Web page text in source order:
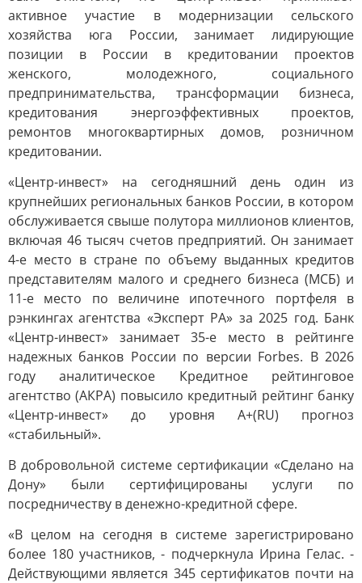
активное участие в модернизации сельского
хозяйства юга России, занимает лидирующие
позиции в России в кредитовании проектов
женского, молодежного, социального
предпринимательства, трансформации бизнеса,
кредитования энергоэффективных проектов,
ремонтов многоквартирных домов, розничном
кредитовании.
«Центр-инвест» на сегодняшний день один из
крупнейших региональных банков России, в котором
обслуживается свыше полутора миллионов клиентов,
включая 46 тысяч счетов предприятий. Он занимает
4-е место в стране по объему выданных кредитов
представителям малого и среднего бизнеса (МСБ) и
11-е место по величине ипотечного портфеля в
рэнкингах агентства «Эксперт РА» за 2025 год. Банк
«Центр-инвест» занимает 35-е место в рейтинге
надежных банков России по версии Forbes. В 2026
году аналитическое Кредитное рейтинговое
агентство (АКРА) повысило кредитный рейтинг банку
«Центр-инвест» до уровня А+(RU) прогноз
«стабильный».
В добровольной системе сертификации «Сделано на
Дону» были сертифицированы услуги по
посредничеству в денежно-кредитной сфере.
«В целом на сегодня в системе зарегистрировано
более 180 участников, - подчеркнула Ирина Гелас. -
Действующими является 345 сертификатов почти на